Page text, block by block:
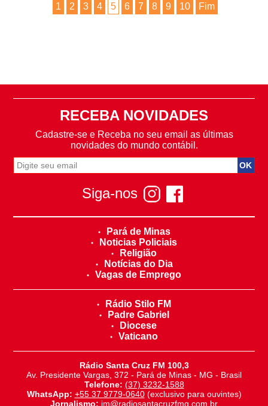
1 2 3 4 5 6 7 8 9 10 Fim
RECEBA NOVIDADES
Cadastre-se e Receba no seu email as últimas
novidades do mundo contábil.
Siga-nos
Pará de Minas
Noticias Policiais
Religião
Notícias do Dia
Vagas de Emprego
Rádio Stilo FM
Padre Gabriel
Diocese
Vaticano
Rádio Santa Cruz FM 100,3
Av. Presidente Vargas, 372 - Pará de Minas - MG - Brasil
Telefone: (37) 3232-1588
WhatsApp: +55 37 9779-0640(exclusivo para ouvintes)
Jornalismo: jm@radiosantacruzfmg.com.br